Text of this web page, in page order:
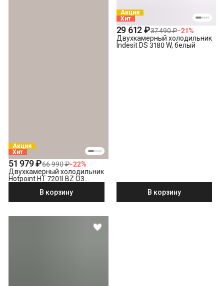
Акция
Хит
51 979 ₽66 990 ₽−22%
Двухкамерный холодильник
Hotpoint HT 7201I BZ O3
В корзину
Акция
Хит
29 612 ₽37 490 ₽−21%
Двухкамерный холодильник
Indesit DS 3180 W, белый
В корзину